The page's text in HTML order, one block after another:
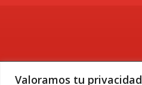
Valoramos tu privacidad